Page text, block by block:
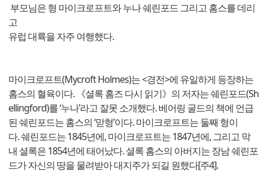
부모님은 형 마이크로프트와 누나 쉐린포드 그리고 홈스를 데리
고
유럽 대륙을 자주 여행했다.
마이크로프트(Mycroft Holmes)는 <경전>에 유일하게 등장하는
홈스의 혈육이다. 《셜록 홈즈 다시 읽기》의 저자는 쉐린포드(Sh
ellingford)를 ‘누나’라고 잘못 소개했다. 베어링 굴드의 책에 언급
된 쉐린포드는 홈스의 ‘맏형’이다. 마이크로프트는 둘째 형이
다. 쉐린포드는 1845년에, 마이크로프트는 1847년에, 그리고 막
내 셜록은 1854년에 태어났다. 셜록 홈스의 아버지는 장남 쉐린포
드가 자신의 땅을 물려받아 대지주가 되길 원했다[주4].